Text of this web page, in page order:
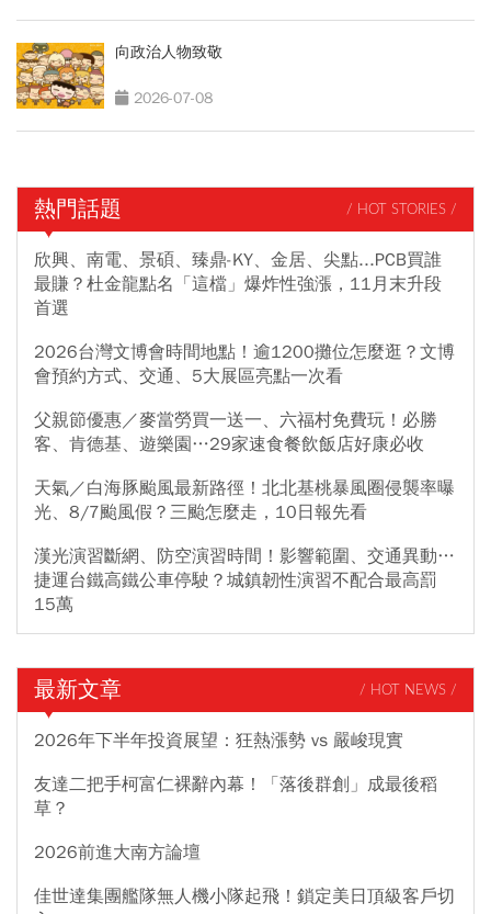
向政治人物致敬
2026-07-08
熱門話題 / HOT STORIES /
欣興、南電、景碩、臻鼎-KY、金居、尖點...PCB買誰
最賺？杜金龍點名「這檔」爆炸性強漲，11月末升段
首選
2026台灣文博會時間地點！逾1200攤位怎麼逛？文博
會預約方式、交通、5大展區亮點一次看
父親節優惠／麥當勞買一送一、六福村免費玩！必勝
客、肯德基、遊樂園…29家速食餐飲飯店好康必收
天氣／白海豚颱風最新路徑！北北基桃暴風圈侵襲率曝
光、8/7颱風假？三颱怎麼走，10日報先看
漢光演習斷網、防空演習時間！影響範圍、交通異動…
捷運台鐵高鐵公車停駛？城鎮韌性演習不配合最高罰
15萬
最新文章 / HOT NEWS /
2026年下半年投資展望：狂熱漲勢 vs 嚴峻現實
友達二把手柯富仁裸辭內幕！「落後群創」成最後稻
草？
2026前進大南方論壇
佳世達集團艦隊無人機小隊起飛！鎖定美日頂級客戶切